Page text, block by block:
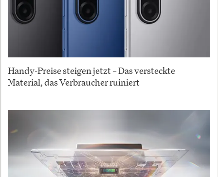
Handy-Preise steigen jetzt – Das versteckte
Material, das Verbraucher ruiniert